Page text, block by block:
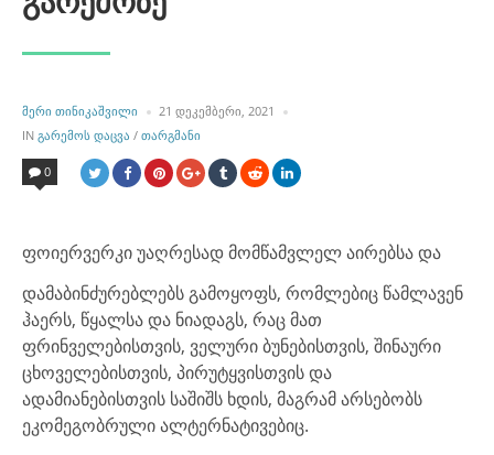
POSTED
BY
ᲛᲔᲠᲘ ᲗᲘᲜᲘᲙᲐᲨᲕᲘᲚᲘ
21 ᲓᲔᲙᲔᲛᲑᲔᲠᲘ, 2021
IN POSTED
IN
ᲒᲐᲠᲔᲛᲝᲡ ᲓᲐᲪᲕᲐ / ᲗᲐᲠᲒᲛᲐᲜᲘ
0
ფოიერვერკი უაღრესად მომწამვლელ აირებსა და
დამაბინძურებლებს გამოყოფს, რომლებიც წამლავენ
ჰაერს, წყალსა და ნიადაგს, რაც მათ
ფრინველებისთვის, ველური ბუნებისთვის, შინაური
ცხოველებისთვის, პირუტყვისთვის და
ადამიანებისთვის საშიშს ხდის, მაგრამ არსებობს
ეკომეგობრული ალტერნატივებიც.